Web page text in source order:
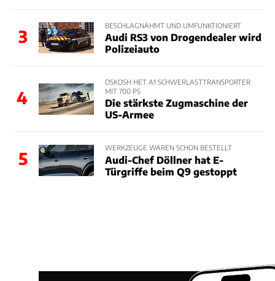
3
BESCHLAGNAHMT UND UMFUNKTIONIERT
Audi RS3 von Drogendealer wird
Polizeiauto
4
OSKOSH HET A1 SCHWERLASTTRANSPORTER
MIT 700 PS
Die stärkste Zugmaschine der
US-Armee
5
WERKZEUGE WAREN SCHON BESTELLT
Audi-Chef Döllner hat E-
Türgriffe beim Q9 gestoppt